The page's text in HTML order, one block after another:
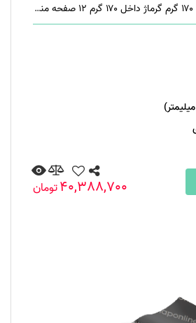
مجله گلاسه گرماژ جلد ۱۷۰ گرم گرماژ داخل ۱۷۰ گرم ۱۲ صفحه منگنه تخت
40,388,700تومان